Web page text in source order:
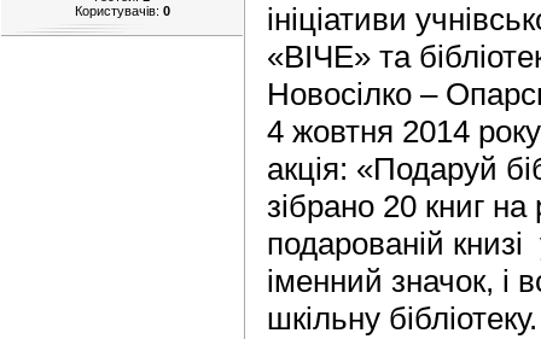
Користувачів: 0
ініціативи
«ВІЧЕ» та
Новосілко –
4 жовтня 2014
акція: «Подаруй
зібрано 20 книг на
подарованій книзі
іменний значок, і
шкільну бібліотеку.